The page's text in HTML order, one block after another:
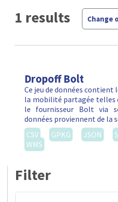
1 results Change
Dropoff Bolt
Ce jeu de données contient
la mobilité partagée telles
le fournisseur Bolt via
données proviennent de la
CSV
GPKG JSON
WMS
Filter